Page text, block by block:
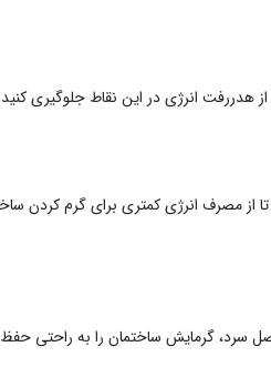
هدررفت انرژی در این نقاط جلوگیری
از مصرف انرژی کمتری برای گرم کردن
سرد، گرمایش ساختمان را به راحتی حفظ